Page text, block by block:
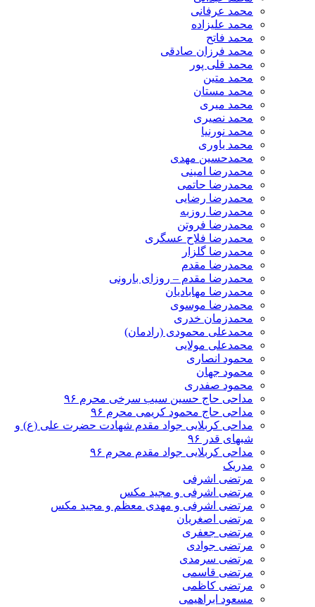
محمد عرفانی
محمد علیزاده
محمد فاتح
محمد فرزان صادقی
محمد قلی پور
محمد متین
محمد مستان
محمد میری
محمد نصیری
محمد نورنیا
محمد یاوری
محمدحسین مهدی
محمدرضا امینی
محمدرضا حاتمی
محمدرضا رضایی
محمدرضا روزبه
محمدرضا فروتن
محمدرضا فلاح عسگری
محمدرضا گلزار
محمدرضا مقدم
محمدرضا مقدم – روزای بارونی
محمدرضا مهابادیان
محمدرضا موسوی
محمدزمان خدری
محمدعلی محمودی (رادمان)
محمدعلی مولایی
محمود انصاری
محمود جهان
محمود صفدری
مداحی حاج حسین سیب سرخی محرم ۹۶
مداحی حاج محمود کریمی محرم ۹۶
مداحی کربلایی جواد مقدم شهادت حضرت علی (ع) و
شبهای قدر ۹۶
مداحی کربلایی جواد مقدم محرم ۹۶
مدریک
مرتضی اشرفی
مرتضی اشرفی و مجید مکس
مرتضی اشرفی و مهدی معظم و مجید مکس
مرتضی اصغریان
مرتضی جعفری
مرتضی جوادی
مرتضی سرمدی
مرتضی قاسمی
مرتضی کاظمی
مسعود ابراهیمی